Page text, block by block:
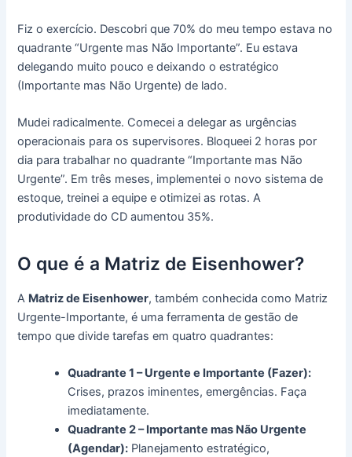
Fiz o exercício. Descobri que 70% do meu tempo estava no
quadrante “Urgente mas Não Importante”. Eu estava
delegando muito pouco e deixando o estratégico
(Importante mas Não Urgente) de lado.
Mudei radicalmente. Comecei a delegar as urgências
operacionais para os supervisores. Bloqueei 2 horas por
dia para trabalhar no quadrante “Importante mas Não
Urgente”. Em três meses, implementei o novo sistema de
estoque, treinei a equipe e otimizei as rotas. A
produtividade do CD aumentou 35%.
O que é a Matriz de Eisenhower?
A Matriz de Eisenhower, também conhecida como Matriz
Urgente-Importante, é uma ferramenta de gestão de
tempo que divide tarefas em quatro quadrantes:
Quadrante 1 – Urgente e Importante (Fazer):
Crises, prazos iminentes, emergências. Faça
imediatamente.
Quadrante 2 – Importante mas Não Urgente
(Agendar): Planejamento estratégico,